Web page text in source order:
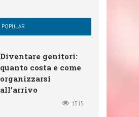
POPULAR
Diventare genitori:
quanto costa e come
organizzarsi
all’arrivo
1515